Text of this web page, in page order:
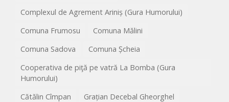
Complexul de Agrement Ariniș (Gura Humorului)
Comuna Frumosu
Comuna Mălini
Comuna Sadova
Comuna Șcheia
Cooperativa de piţă pe vatră La Bomba (Gura
Humorului)
Cătălin Cîmpan
Grațian Decebal Gheorghel